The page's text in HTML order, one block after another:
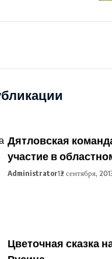
Дятловская
участие в
Administrator12 сентября,
Цветочная сказка